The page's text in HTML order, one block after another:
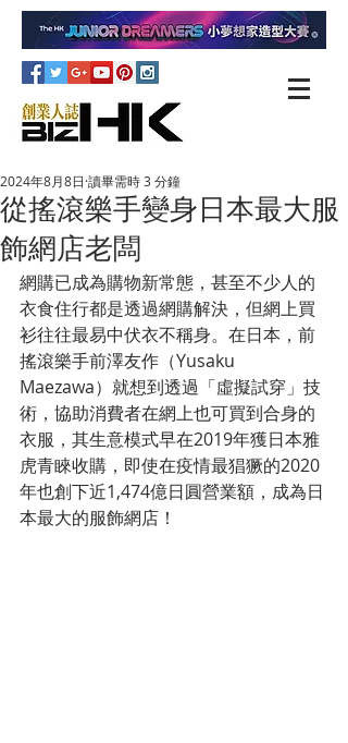
從搖滾樂手變身日本最大服
飾網店老闆
2024年8月8日 讀畢需時 3 分鐘
網購已成為購物新常態，甚至不少人的
衣食住行都是透過網購解決，但網上買
衫往往最易中伏衣不稱身。在日本，前
搖滾樂手前澤友作（Yusaku
Maezawa）就想到透過「虛擬試穿」技
術，協助消費者在網上也可買到合身的
衣服，其生意模式早在2019年獲日本雅
虎青睞收購，即使在疫情最猖獗的2020
年也創下近1,474億日圓營業額，成為日
本最大的服飾網店！